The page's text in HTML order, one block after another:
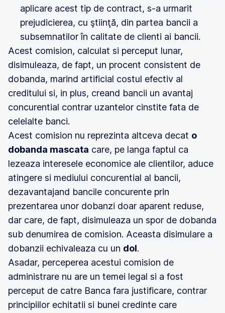
aplicare acest tip de contract, s-a urmarit
prejudicierea, cu ştiinţă, din partea bancii a
subsemnatilor în calitate de clienti ai bancii.
Acest comision, calculat si perceput lunar,
disimuleaza, de fapt, un procent consistent de
dobanda, marind artificial costul efectiv al
creditului si, in plus, creand bancii un avantaj
concurential contrar uzantelor cinstite fata de
celelalte banci.
Acest comision nu reprezinta altceva decat o
dobanda mascata care, pe langa faptul ca
lezeaza interesele economice ale clientilor, aduce
atingere si mediului concurential al bancii,
dezavantajand bancile concurente prin
prezentarea unor dobanzi doar aparent reduse,
dar care, de fapt, disimuleaza un spor de dobanda
sub denumirea de comision. Aceasta disimulare a
dobanzii echivaleaza cu un dol.
Asadar, perceperea acestui comision de
administrare nu are un temei legal si a fost
perceput de catre Banca fara justificare, contrar
principiilor echitatii si bunei credinte care